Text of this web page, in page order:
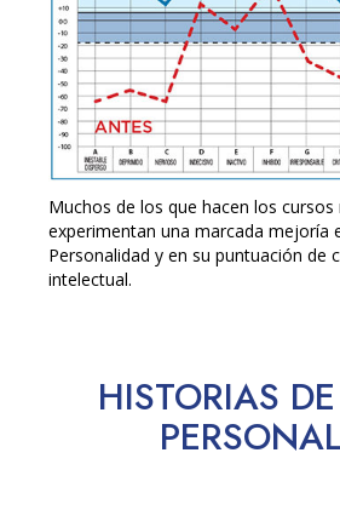
Muchos de los que hacen los
experimentan una marcada mejoría
Personalidad y en su puntuación de
intelectual.
HISTORIAS